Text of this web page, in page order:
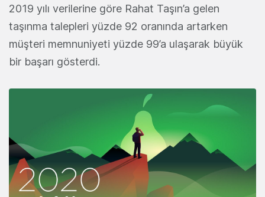
2019 yılı verilerine göre Rahat Taşın’a gelen
taşınma talepleri yüzde 92 oranında artarken
müşteri memnuniyeti yüzde 99’a ulaşarak büyük
bir başarı gösterdi.